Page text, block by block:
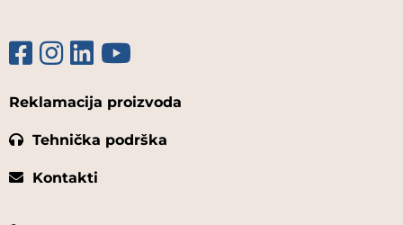
Reklamacija proizvoda
Tehnička podrška
Kontakti